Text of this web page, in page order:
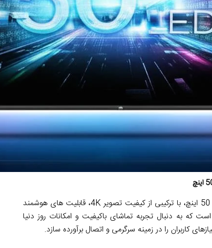
تلویزیون ال ای دی هوشمند اسنوا مدل SSD-50SA630U سایز 50 اینچ، با ترکیبی از کیفیت تصویر 4K، قابلیت های هوشمند
که به دنبال تجربه تماشای باکیفیت و امکانات روز دنیا
کاربران را در زمینه سرگرمی و اتصال برآورده سازد.